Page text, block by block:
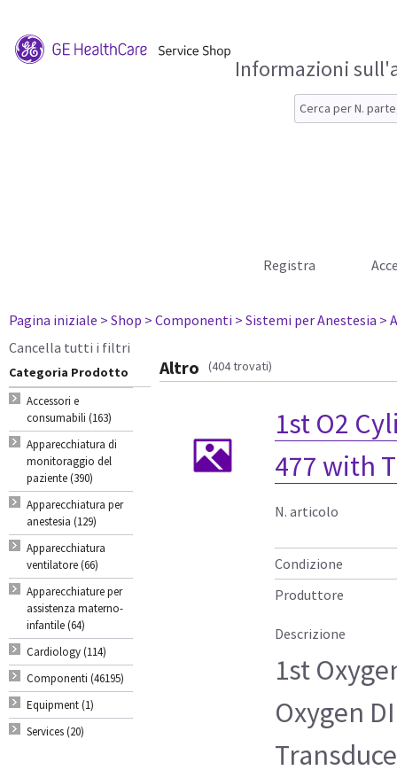
Informazioni
Registra
Pagina iniziale > Shop > Componenti > Sistemi per Anestesia >
Cancella tutti i filtri
Categoria Prodotto
Accessori e
consumabili (163)
Apparecchiatura di
monitoraggio del
paziente (390)
Apparecchiatura per
anestesia (129)
Apparecchiatura
ventilatore (66)
Apparecchiature per
assistenza materno-
infantile (64)
Cardiology (114)
Componenti (46195)
Equipment (1)
Services (20)
Altro (404 trovati)
1st O2
477 with
N. articolo
Condizione
Produttore
Descrizione
1st
Oxygen